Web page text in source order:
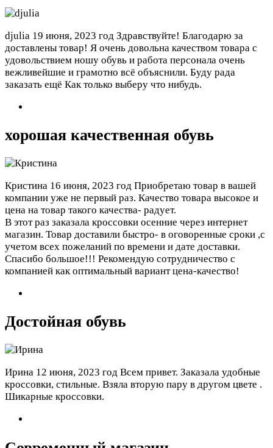
djulia 19 июня, 2023 год Здравствуйте! Благодарю за
доставлены товар! Я очень довольна качеством товара с
удовольствием ношу обувь и работа персонала очень
вежливейшие и грамотно всё объяснили. Буду рада
заказать ещё Как только выберу что нибудь.
хорошая качественная обувь
Кристина 16 июня, 2023 год Приобретаю товар в вашей
компании уже не первый раз. Качество товара высокое и
цена на товар такого качества- радует.
В этот раз заказала кроссовки осенние через интернет
магазин. Товар доставили быстро- в оговоренные сроки ,с
учетом всех пожеланий по времени и дате доставки.
Спасибо большое!!! Рекомендую сотрудничество с
компанией как оптимальный вариант цена-качество!
Достойная обувь
Ирина 12 июня, 2023 год Всем привет. Заказала удобные
кроссовки, стильные. Взяла вторую пару в другом цвете .
Шикарные кроссовки.